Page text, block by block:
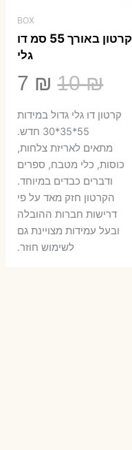
BOX
קרטון באורך 55 סמ דו
גלי
10₪
היה:
10 ₪.
7 ₪
7 ₪.
קרטון דו גלי גדול במידות
55*35*30 חדש.
מתאים לאריזת צלחות,
כוסות, כלי מטבח, ספרים
ודברים כבדים במיוחד.
הקרטון חזק מאד על פי
דרישות חברות ההובלה
ובעל עמידות מצויינת גם
לשימוש חוזר.